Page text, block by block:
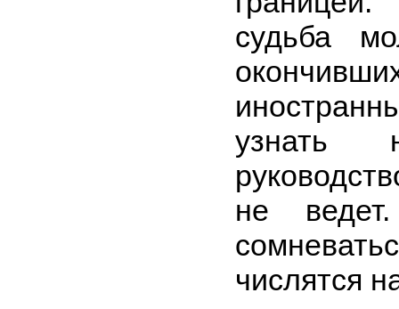
судьба
узнать
не
числятся